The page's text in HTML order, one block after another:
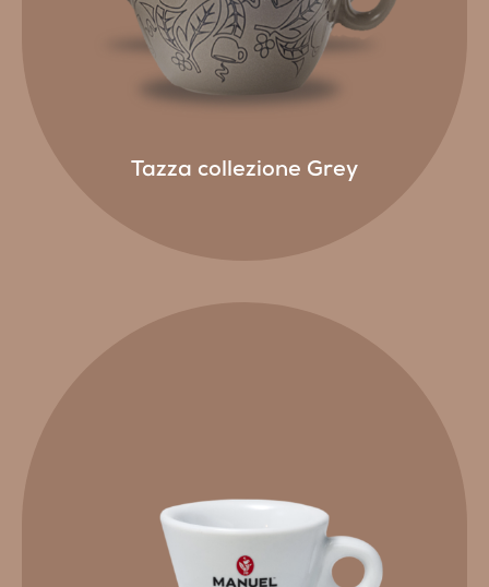
Tazza collezione Grey